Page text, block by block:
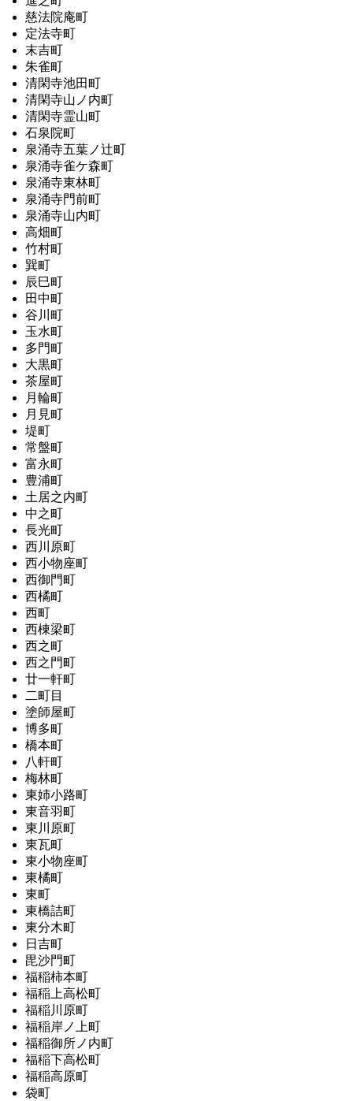
慈法院庵町
定法寺町
末吉町
朱雀町
清閑寺池田町
清閑寺山ノ内町
清閑寺霊山町
石泉院町
泉涌寺五葉ノ辻町
泉涌寺雀ケ森町
泉涌寺東林町
泉涌寺門前町
泉涌寺山内町
高畑町
竹村町
巽町
辰巳町
田中町
谷川町
玉水町
多門町
大黒町
茶屋町
月輪町
月見町
堤町
常盤町
富永町
豊浦町
土居之内町
中之町
長光町
西川原町
西小物座町
西御門町
西橘町
西町
西棟梁町
西之町
西之門町
廿一軒町
二町目
塗師屋町
博多町
橋本町
八軒町
梅林町
東姉小路町
東音羽町
東川原町
東瓦町
東小物座町
東橘町
東町
東橋詰町
東分木町
日吉町
毘沙門町
福稲柿本町
福稲上高松町
福稲川原町
福稲岸ノ上町
福稲御所ノ内町
福稲下高松町
福稲高原町
袋町